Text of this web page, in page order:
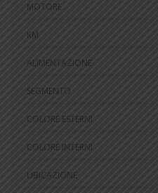
MOTORE
KM
ALIMENTAZIONE
SEGMENTO
COLORE ESTERNI
COLORE INTERNI
UBICAZIONE